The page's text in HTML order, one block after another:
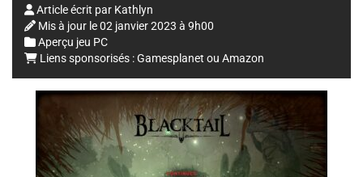
Article écrit par Kathlyn
Mis à jour le02 janvier 2023 à 9h00
Aperçu jeu PC
Liens sponsorisés :Gamesplanet ou Amazon